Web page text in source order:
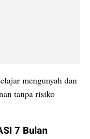
mengunyah dan
tanpa risiko
7 Bulan